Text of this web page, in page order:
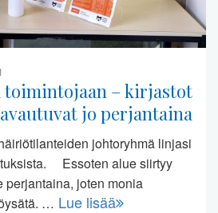
toimintojaan – kirjastot
jo perjantaina
johtoryhmä linjasi
Essoten alue siirtyy
perjantaina, joten monia
… Lue lisää